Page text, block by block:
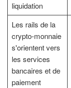
liquidation
Les rails de la
crypto-monnaie
s'orientent vers
les services
bancaires et de
paiement